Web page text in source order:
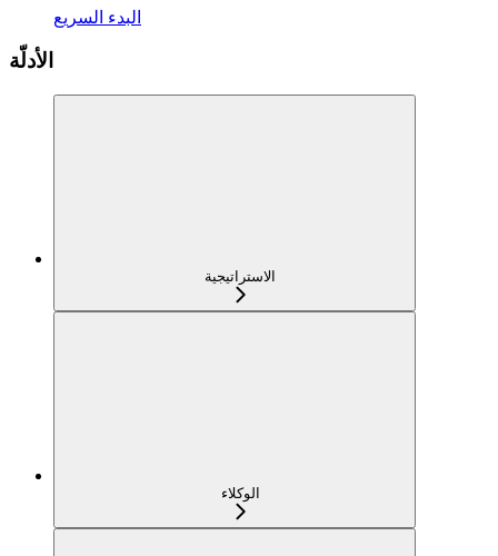
البدء السريع
الأدلّة
الاستراتيجية
الوكلاء